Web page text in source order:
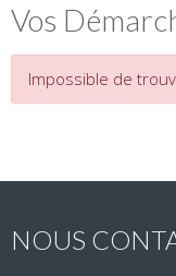
Vos
Impossible de
NOUS